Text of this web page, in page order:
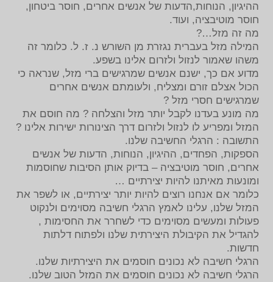
ההיגיון, הנוחות,הדעות של אנשים אחרים, חוסר ביטחון,
חוסר מוטיבציה, ועוד.
מה זה מזל…?
המילה מזל בעברית נגזרת מן השורש נ. ז. ל. כלומר זה
משהו שאמור לנזול ולזרום אלינו בשפע.
מדוע אם כך, ישנם אנשים שמרגישים ברי מזל, שנראה כי
הכול אצלם זורם ומצליח, ולעומתם אנשים אחרים
שמרגישים חסרי מזל ?
מה מונע בעדנו לקבל יותר מזל והצלחה ? מה חוסם את
המזל ומפריע לו לנזול ולזרום דרך הצינורות ישירות אלינו ?
התשובה : הרגלי החשיבה שלנו.
הספקות, הפחדים, ההיגיון, הנוחות, הדעות של אנשים
אחרים, חוסר מוטיבציה – בדיוק אותן הסיבות שחוסמות
ומונעות מאיתנו להיות יצירתיים …
כלומר אם אנחנו רוצים להיות יותר יצירתיים, או לשפר את
המזל שלנו, עלינו לאמץ הרגלי חשיבה מסוימים ולנקוט
פעולות ומעשים מסוימים כדי לשחרר את החסימות ,
להגדיל את הקיבולת היצירתית שלנו ולפתוח דלתות
חדשות.
הרגלי חשיבה לא נכונים חוסמים את היצירתיות שלנו.
הרגלי חשיבה לא נכונים חוסמים את המזל הטוב שלנו.